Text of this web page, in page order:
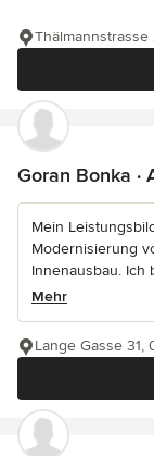
Thälmannstrasse
Goran Bonka ·
Mein
Modernisierung
Innenausbau. Ich
Mehr
Lange Gasse